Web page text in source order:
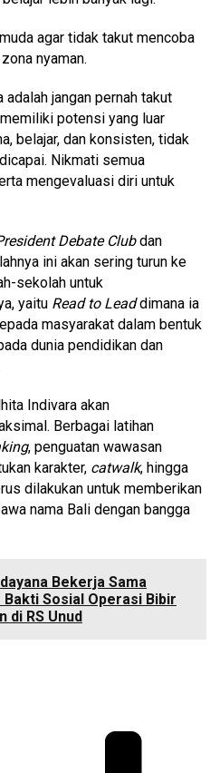
agar tidak takut mencoba
nyaman.
adalah jangan pernah takut
potensi yang luar
belajar, dan konsisten, tidak
Nikmati semua
mengevaluasi diri untuk
Debate Clubdan
ini akan sering turun ke
sekolah untuk
yaitu Read to Leaddimana ia
masyarakat dalam bentuk
dunia pendidikan dan
Indivara akan
Berbagai latihan
, penguatan wawasan
karakter, catwalk, hingga
dilakukan untuk memberikan
nama Bali dengan bangga
Bekerja Sama
Bakti Sosial Operasi Bibir
di RS Unud